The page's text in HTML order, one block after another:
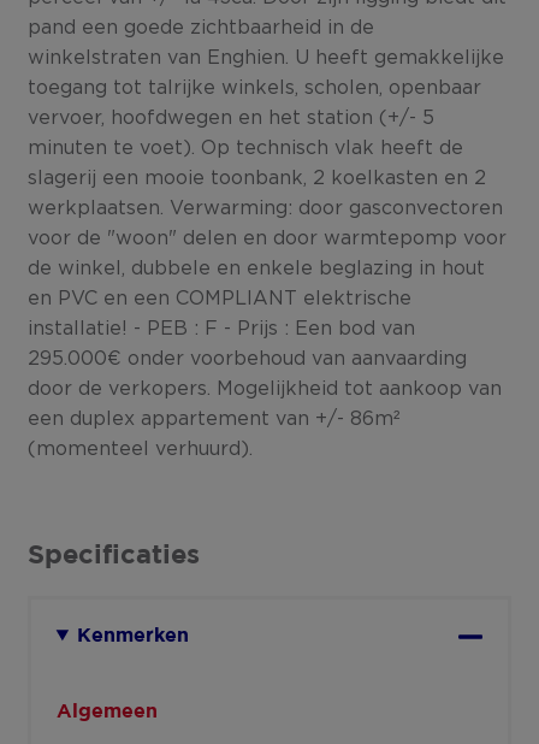
pand een goede zichtbaarheid in de
winkelstraten van Enghien. U heeft gemakkelijke
toegang tot talrijke winkels, scholen, openbaar
vervoer, hoofdwegen en het station (+/- 5
minuten te voet). Op technisch vlak heeft de
slagerij een mooie toonbank, 2 koelkasten en 2
werkplaatsen. Verwarming: door gasconvectoren
voor de "woon" delen en door warmtepomp voor
de winkel, dubbele en enkele beglazing in hout
en PVC en een COMPLIANT elektrische
installatie! - PEB : F - Prijs : Een bod van
295.000€ onder voorbehoud van aanvaarding
door de verkopers. Mogelijkheid tot aankoop van
een duplex appartement van +/- 86m²
(momenteel verhuurd).
Specificaties
Kenmerken
Algemeen